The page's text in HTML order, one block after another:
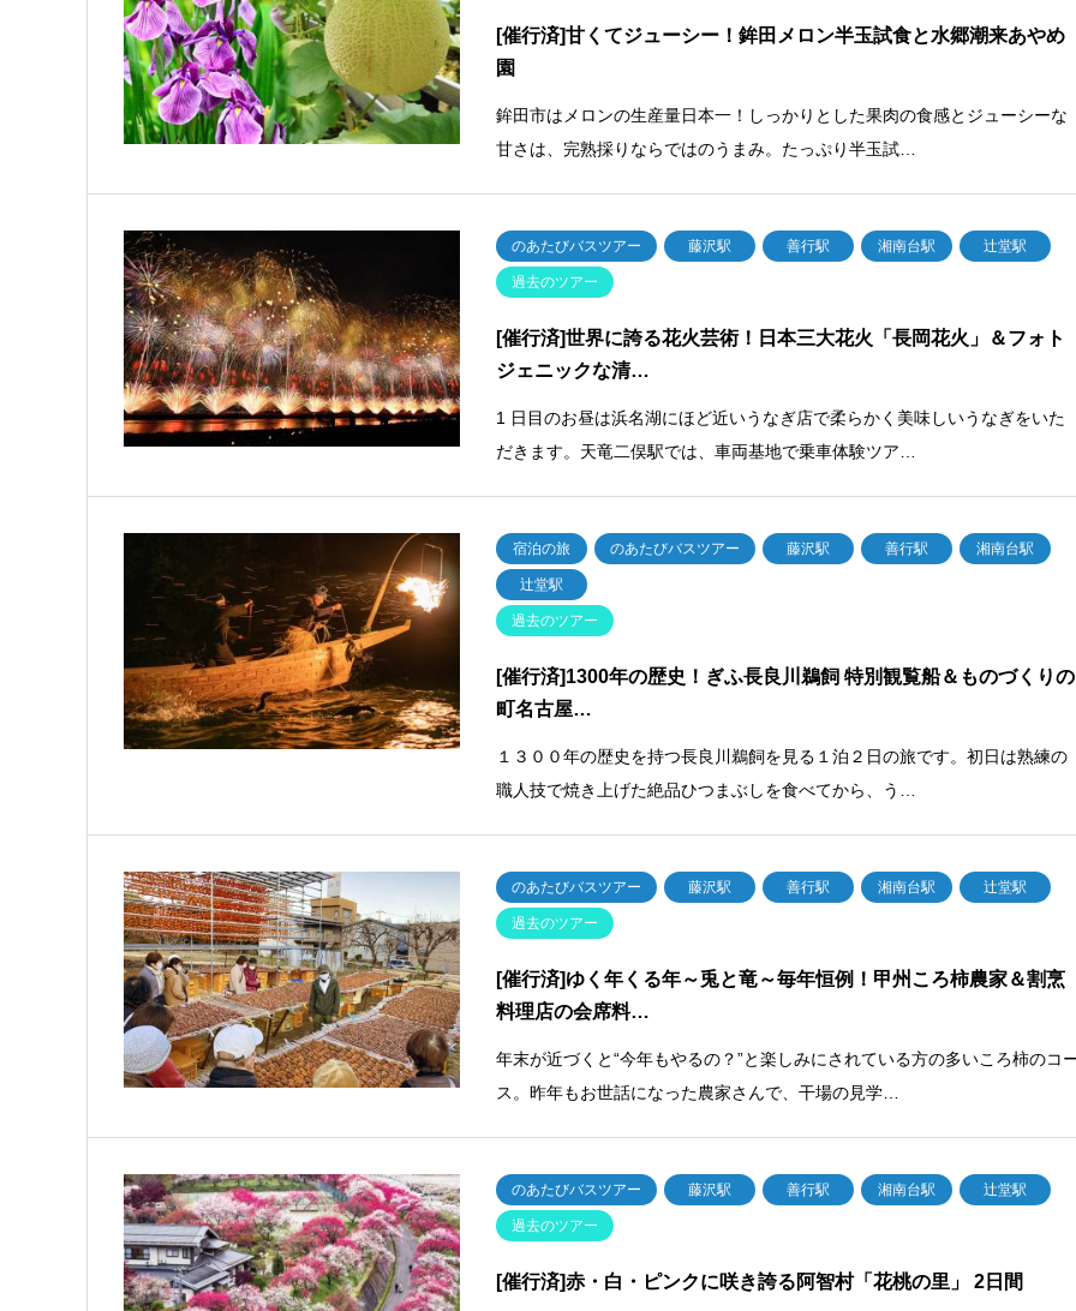
[催行済]甘くてジューシー！鉾田メロン半玉試食と水郷潮来あやめ
園
鉾田市はメロンの生産量日本一！しっかりとした果肉の食感とジューシーな
甘さは、完熟採りならではのうまみ。たっぷり半玉試…
のあたびバスツアー 藤沢駅 善行駅 湘南台駅 辻堂駅
過去のツアー
[催行済]世界に誇る花火芸術！日本三大花火「長岡花火」＆フォト
ジェニックな清…
1 日目のお昼は浜名湖にほど近いうなぎ店で柔らかく美味しいうなぎをいた
だきます。天竜二俣駅では、車両基地で乗車体験ツア…
宿泊の旅 のあたびバスツアー 藤沢駅 善行駅 湘南台駅
辻堂駅
過去のツアー
[催行済]1300年の歴史！ぎふ長良川鵜飼 特別観覧船＆ものづくりの
町名古屋…
１３００年の歴史を持つ長良川鵜飼を見る１泊２日の旅です。初日は熟練の
職人技で焼き上げた絶品ひつまぶしを食べてから、う…
のあたびバスツアー 藤沢駅 善行駅 湘南台駅 辻堂駅
過去のツアー
[催行済]ゆく年くる年～兎と竜～毎年恒例！甲州ころ柿農家＆割烹
料理店の会席料…
年末が近づくと“今年もやるの？”と楽しみにされている方の多いころ柿のコ
ス。昨年もお世話になった農家さんで、干場の見学…
のあたびバスツアー 藤沢駅 善行駅 湘南台駅 辻堂駅
過去のツアー
[催行済]赤・白・ピンクに咲き誇る阿智村「花桃の里」 2日間